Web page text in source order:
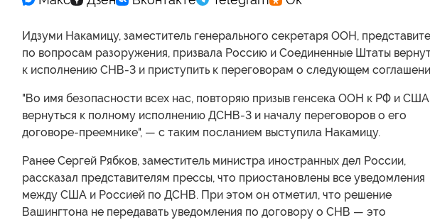
Идзуми Накамицу, заместитель генерального секретаря ООН,
по вопросам разоружения, призвала Россию и Соединенные Штаты
к исполнению СНВ-3 и приступить к переговорам о следующем
"Во имя безопасности всех нас, повторяю призыв генсека ООН к РФ и США
вернуться к полному исполнению ДСНВ-3 и началу переговоров о его
договоре-преемнике", — с таким посланием выступила Накамицу.
Ранее Сергей Рябков, заместитель министра иностранных дел России,
рассказал представителям прессы, что приостановлены все уведомления
между США и Россией по ДСНВ. При этом он отметил, что решение
Вашингтона не передавать уведомления по договору о СНВ — это